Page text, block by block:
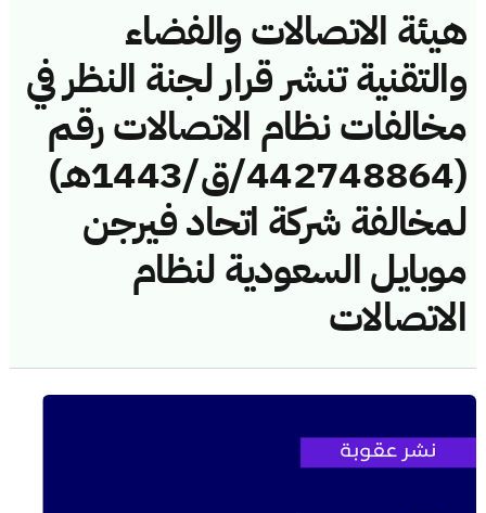
هيئة الاتصالات والفضاء
والتقنية تنشر قرار لجنة النظر في
مخالفات نظام الاتصالات رقم
(442748864/ق/1443هـ)
لمخالفة شركة اتحاد فيرجن
موبايل السعودية لنظام
الاتصالات